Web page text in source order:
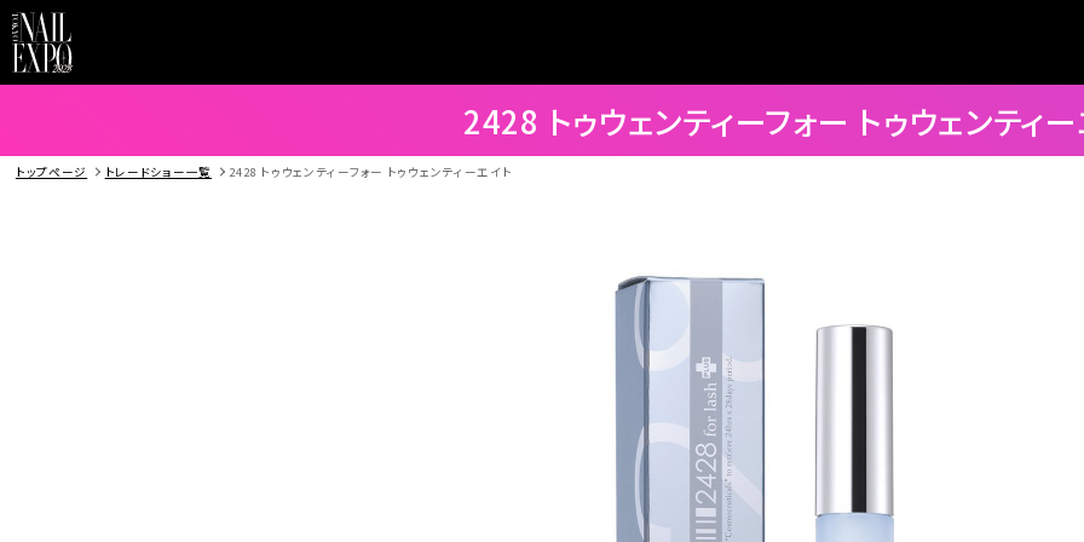
2428 トゥウェンティーフォー トゥウェンティ
トップページ トレードショー一覧 2428 トゥウェンティーフォー トゥウェンティーエイト